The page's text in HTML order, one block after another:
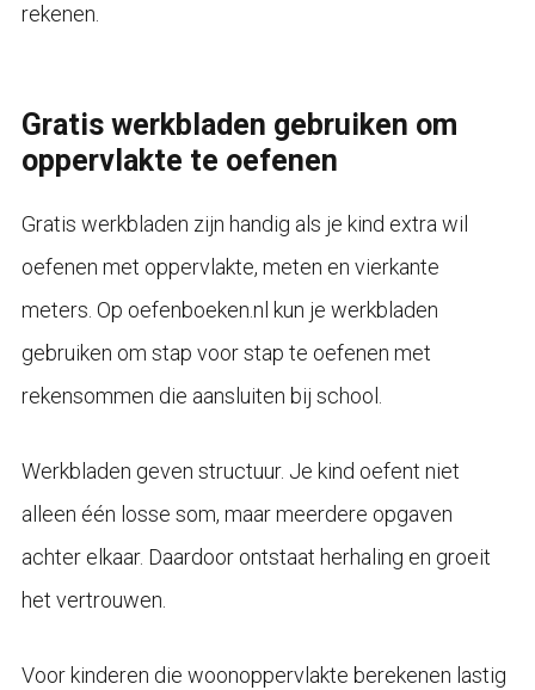
rekenen.
Gratis werkbladen gebruiken om
oppervlakte te oefenen
Gratis werkbladen zijn handig als je kind extra wil
oefenen met oppervlakte, meten en vierkante
meters. Op oefenboeken.nl kun je werkbladen
gebruiken om stap voor stap te oefenen met
rekensommen die aansluiten bij school.
Werkbladen geven structuur. Je kind oefent niet
alleen één losse som, maar meerdere opgaven
achter elkaar. Daardoor ontstaat herhaling en groeit
het vertrouwen.
Voor kinderen die woonoppervlakte berekenen lastig